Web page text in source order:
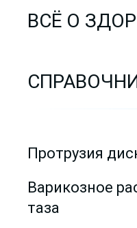
ВСЁ О
Протрузия
Варикозное
таза